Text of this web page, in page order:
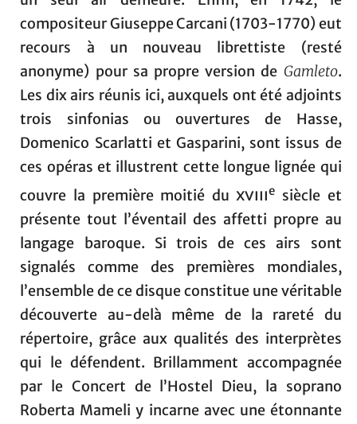
compositeur Giuseppe Carcani (1703-1770) eut
recours à un nouveau librettiste (resté
anonyme) pour sa propre version de Gamleto.
Les dix airs réunis ici, auxquels ont été adjoints
trois sinfonias ou ouvertures de Hasse,
Domenico Scarlatti et Gasparini, sont issus de
ces opéras et illustrent cette longue lignée qui
couvre la première moitié duxviiie siècle et
présente tout l’éventail des affetti propre au
langage baroque. Si trois de ces airs sont
signalés comme des premières mondiales,
l’ensemble de ce disque constitue une véritable
découverte au-delà même de la rareté du
répertoire, grâce aux qualités des interprètes
qui le défendent. Brillamment accompagnée
par le Concert de l’Hostel Dieu, la soprano
Roberta Mameli y incarne avec une étonnante